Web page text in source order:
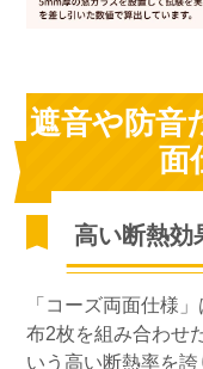
遮音や防音
面
高い断熱効
「コーズ両面仕様
布2枚を組み合わせ
いう高い断熱率を誇